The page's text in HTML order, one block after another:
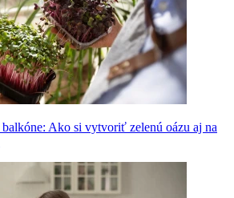
Ako si vytvoriť zelenú oázu aj na